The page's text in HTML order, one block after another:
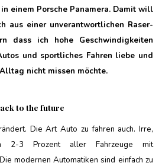
einem Porsche Panamera. Damit will
aus einer unverantwortlichen Raser-
dass ich hohe Geschwindigkeiten
und sportliches Fahren liebe und
nicht missen möchte.
to the future
Die Art Auto zu fahren auch. Irre,
2-3 Prozent aller Fahrzeuge mit
modernen Automatiken sind einfach zu